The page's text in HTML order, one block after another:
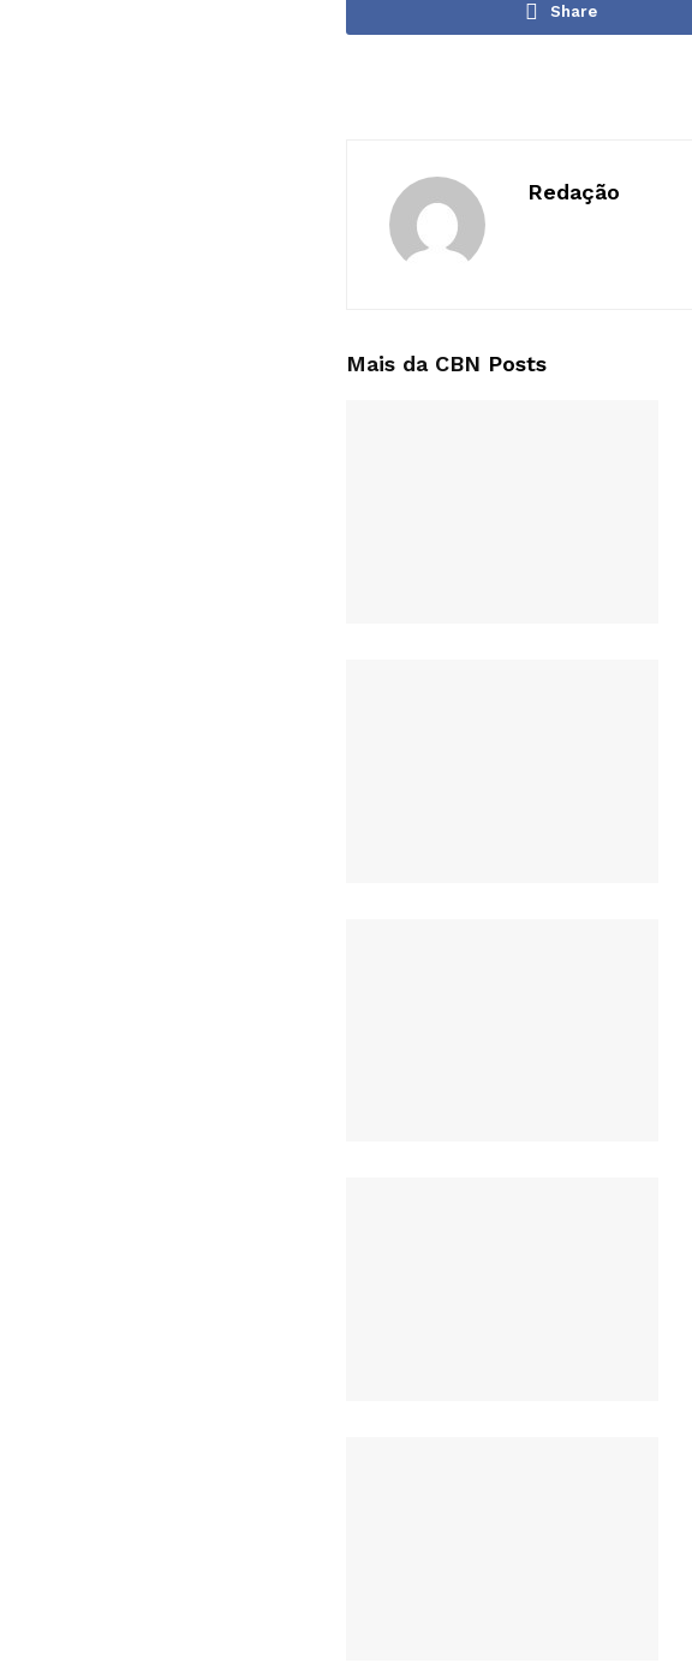
Share
Redação
Mais da CBN Posts